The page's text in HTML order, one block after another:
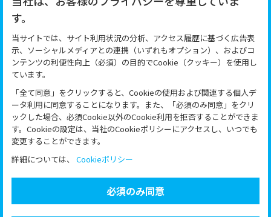
アクセス
利用規約 免責事項 個人情報保護方針
〒252-5189 神奈川県相模原市緑区西橋本 5-8-1
グループサイト
す。
当サイトでは、サイト利用状況の分析、アクセス履歴に基づく広告表
示、ソーシャルメディアとの連携（いずれもオプション）、およびコ
ンテンツの利便性向上（必須）の目的でCookie（クッキー）を使用し
ています。
「全て同意」をクリックすると、Cookieの使用および関連する個人デ
ータ利用に同意することになります。また、「必須のみ同意」をクリ
ックした場合、必須Cookie以外のCookie利用を拒否することができま
す。Cookieの設定は、当社のCookieポリシーにアクセスし、いつでも
変更することができます。
詳細については、 Cookieポリシー
必須のみ同意